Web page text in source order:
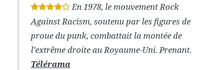
* * * *
En 1978, le mouvement Rock
Against Racism, soutenu par les figures de
proue du punk, combattait la montée de
l’extrême droite au Royaume-Uni. Prenant.
Télérama